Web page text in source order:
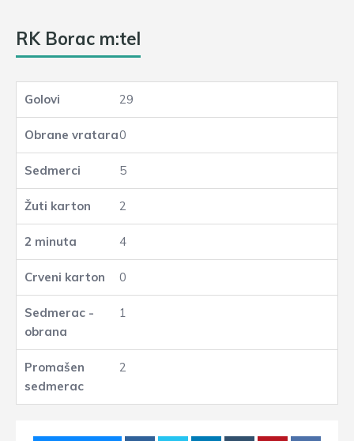
RK Borac m:tel
29
0
5
2
4
0
1
2